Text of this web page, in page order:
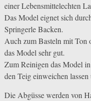
einer Lebensmittelechten
Das Model eignet sich
Springerle Backen.
Auch zum Basteln mit Ton
das Model sehr gut.
Zum Reinigen das Model
den Teig einweichen
Die Abgüsse werden von